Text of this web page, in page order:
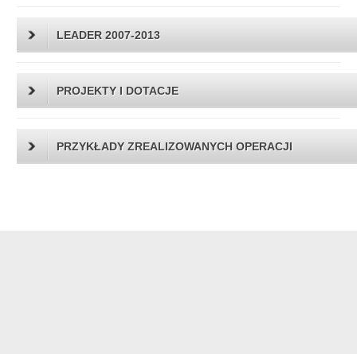
LEADER 2007-2013
PROJEKTY I DOTACJE
PRZYKŁADY ZREALIZOWANYCH OPERACJI